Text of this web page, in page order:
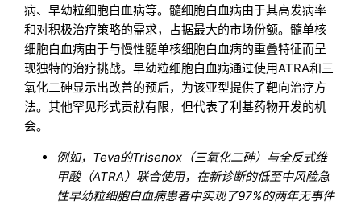
病、早幼粒细胞白血病等。髓细胞白血病由于其高发病率
和对积极治疗策略的需求，占据最大的市场份额。髓单核
细胞白血病由于与慢性髓单核细胞白血病的重叠特征而呈
现独特的治疗挑战。早幼粒细胞白血病通过使用ATRA和三
氧化二砷显示出改善的预后，为该亚型提供了靶向治疗方
法。其他罕见形式贡献有限，但代表了利基药物开发的机
会。
例如，Teva的Trisenox（三氧化二砷）与全反式维
甲酸（ATRA）联合使用，在新诊断的低至中风险急
性早幼粒细胞白血病患者中实现了97%的两年无事件